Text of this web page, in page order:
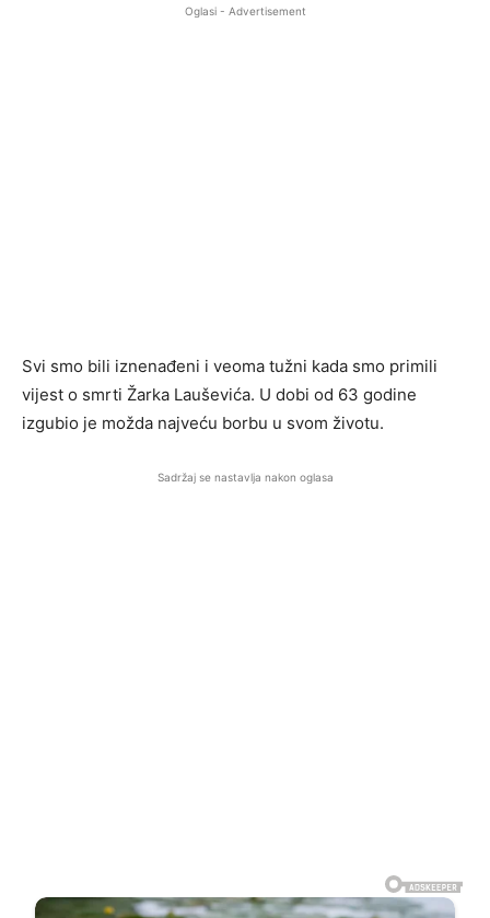
Oglasi - Advertisement
Svi smo bili iznenađeni i veoma tužni kada smo primili
vijest o smrti Žarka Lauševića. U dobi od 63 godine
izgubio je možda najveću borbu u svom životu.
Sadržaj se nastavlja nakon oglasa